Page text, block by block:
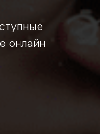
онлайн